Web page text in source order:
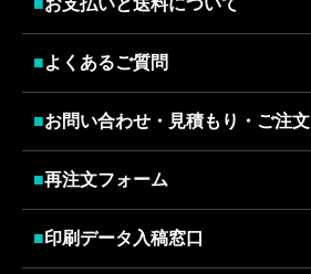
■お支払いと送料について
■よくあるご質問
■お問い合わせ・見積もり・ご注文
■再注文フォーム
■印刷データ入稿窓口